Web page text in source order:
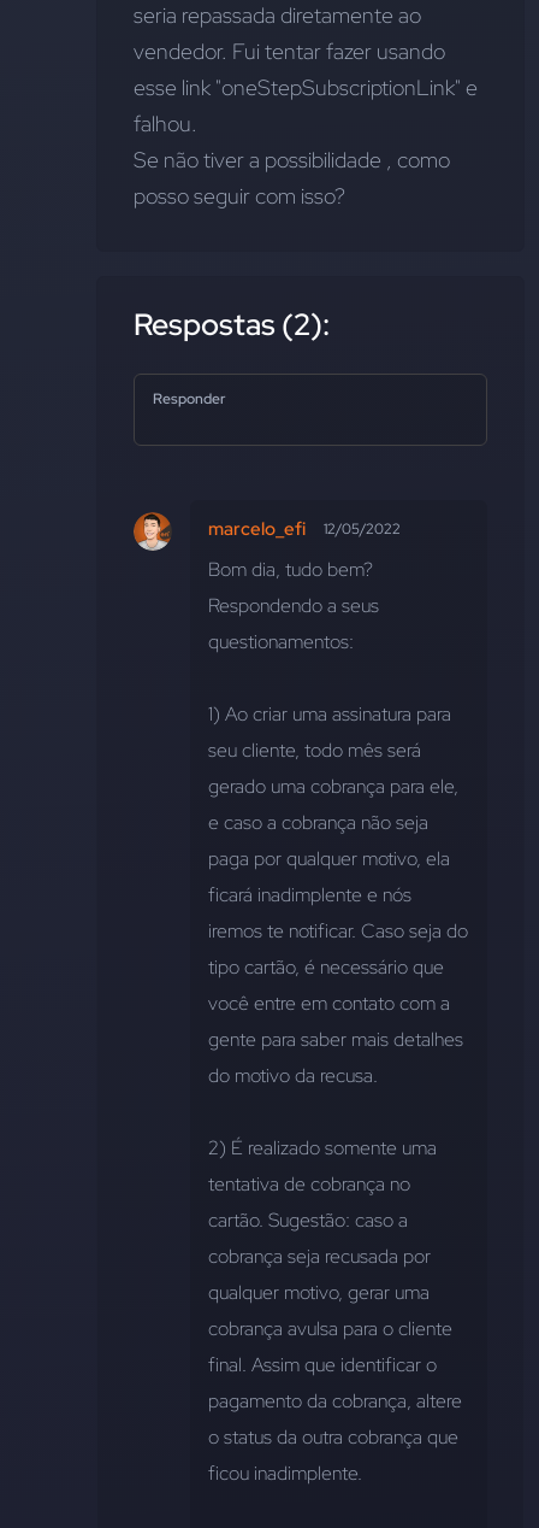
seria repassada diretamente ao
vendedor. Fui tentar fazer usando
esse link "oneStepSubscriptionLink" e
falhou.
Se não tiver a possibilidade , como
posso seguir com isso?
Respostas (2):
Responder
marcelo_efi 12/05/2022
Bom dia, tudo bem?
Respondendo a seus
questionamentos:
1) Ao criar uma assinatura para
seu cliente, todo mês será
gerado uma cobrança para ele,
e caso a cobrança não seja
paga por qualquer motivo, ela
ficará inadimplente e nós
iremos te notificar. Caso seja do
tipo cartão, é necessário que
você entre em contato com a
gente para saber mais detalhes
do motivo da recusa.
2) É realizado somente uma
tentativa de cobrança no
cartão. Sugestão: caso a
cobrança seja recusada por
qualquer motivo, gerar uma
cobrança avulsa para o cliente
final. Assim que identificar o
pagamento da cobrança, altere
o status da outra cobrança que
ficou inadimplente.